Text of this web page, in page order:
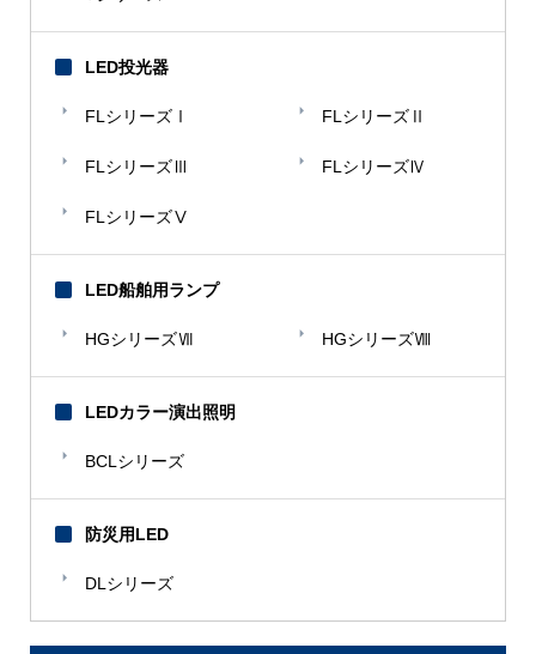
LED投光器
FLシリーズⅠ FLシリーズⅡ
FLシリーズⅢ FLシリーズⅣ
FLシリーズⅤ
LED船舶用ランプ
HGシリーズⅦ HGシリーズⅧ
LEDカラー演出照明
BCLシリーズ
防災用LED
DLシリーズ